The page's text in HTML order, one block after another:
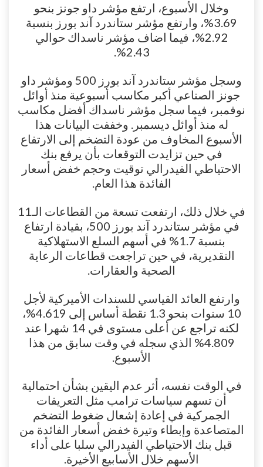
وخلال الأسبوع، ارتفع مؤشر داو جونز بنحو
3.69%، وارتفع مؤشر ستاندرد آند بورز بنسبة
2.92%، فيما اضاف مؤشر ناسداك حوالي
2.43%.
وسجل مؤشر ستاندرد آند بورز 500 ومؤشر داو
جونز الصناعي أكبر مكاسب أسبوعية منذ أوائل
نوفمبر، فيما سجل مؤشر ناسداك أفضل مكاسب
له منذ أوائل ديسمبر. وخففت البيانات هذا
الأسبوع المخاوف من عودة التضخم إلى الارتفاع
في حين تزايدت التوقعات بأن يرفع بنك
الاحتياطي الفيدرالي توقيت وحجم خفض أسعار
الفائدة هذا العام.
في خلال ذلك، ارتفعت تسعة من القطاعات الـ11
في مؤشر ستاندرد آند بورز 500، بقيادة ارتفاع
بنسبة 1.7% في أسهم السلع الاستهلاكية
التقديرية، في حين تراجعت قطاعات الرعاية
الصحية والعقارات.
وارتفع العائد القياسي للسندات الأميركية لأجل
10 سنوات بنحو 1.3 نقطة أساس إلى 4.619%،
لكنه تراجع عن أعلى مستوى في 14 شهرا عند
4.809% الذي سجله في وقت سابق من هذا
الأسبوع.
في الوقت نفسه، أثر عدم اليقين بشأن احتمالية
أن تسهم سياسات ترامب مثل التعريفات
الجمركية في إعادة إشعال ضغوط التضخم
المتصاعدة وإبطاء وتيرة خفض أسعار الفائدة من
قبل بنك الاحتياطي الفيدرالي سلبا على أداء
الأسهم خلال الأسابيع الأخيرة.